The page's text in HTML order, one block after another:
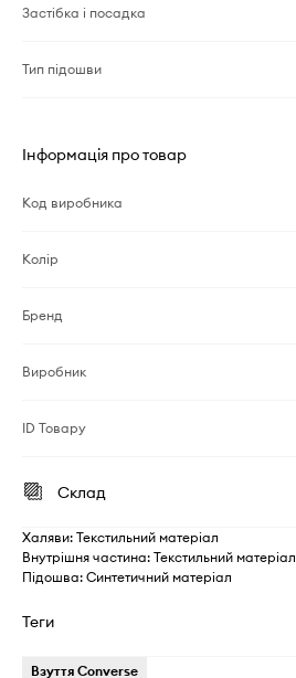
Застібка і посадка
Тип підошви
Інформація про товар
Код виробника
Колір
Бренд
Виробник
ID Товару
Склад
Халяви: Текстильний матеріал
Внутрішня частина: Текстильний матеріал
Підошва: Синтетичний матеріал
Теги
Взуття Converse